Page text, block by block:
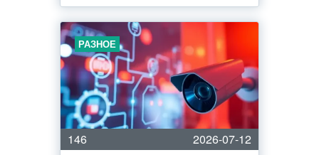
РАЗНОЕ
146
2026-07-12